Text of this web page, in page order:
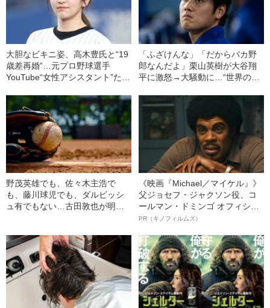
大胆なビキニ姿、高木豊氏と“19
歳差再婚”…元プロ野球選手
YouTube“女性アシスタント”たち
「ふざけんな」「だからバカ野
郎なんだよ」栗山英樹が大谷翔
平に激怒→大騒動に…“世界のオ
野茂英雄でも、佐々木主浩で
も、藤川球児でも、ダルビッシ
ュ有でもない…古田敦也が明か
《映画『Michael／マイケル』》
父ジョセフ・ジャクソン役、コ
ールマン・ドミンゴ オフィシャ
ルインタビュー“観客を魅了した
語る”《日本興収70億円突破》
PR（キノフィルムズ）